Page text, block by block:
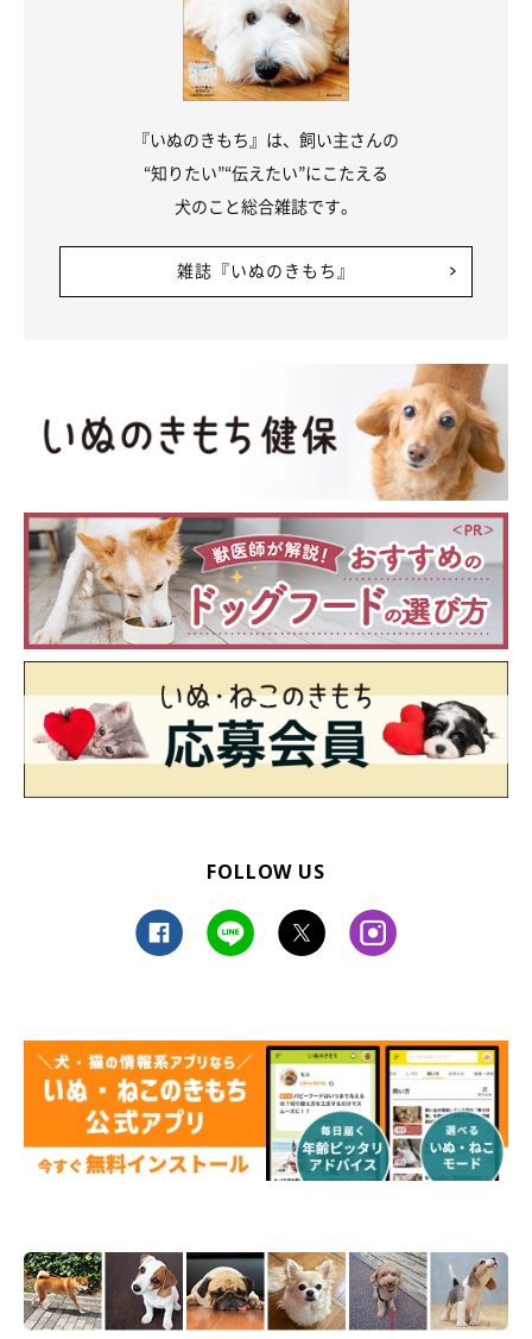
『いぬのきもち』は、飼い主さんの
“知りたい”“伝えたい”にこたえる
犬のこと総合雑誌です。
雑誌『いぬのきもち』
FOLLOW US